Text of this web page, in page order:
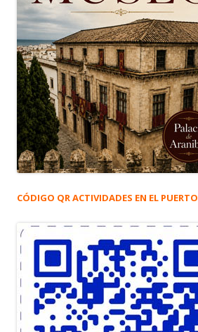
CÓDIGO QR ACTIVIDADES EN EL PUERTO